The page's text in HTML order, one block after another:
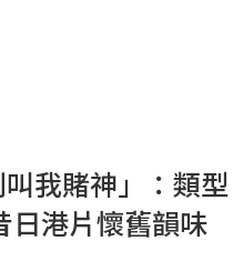
我賭神」：類型
日港片懷舊韻味